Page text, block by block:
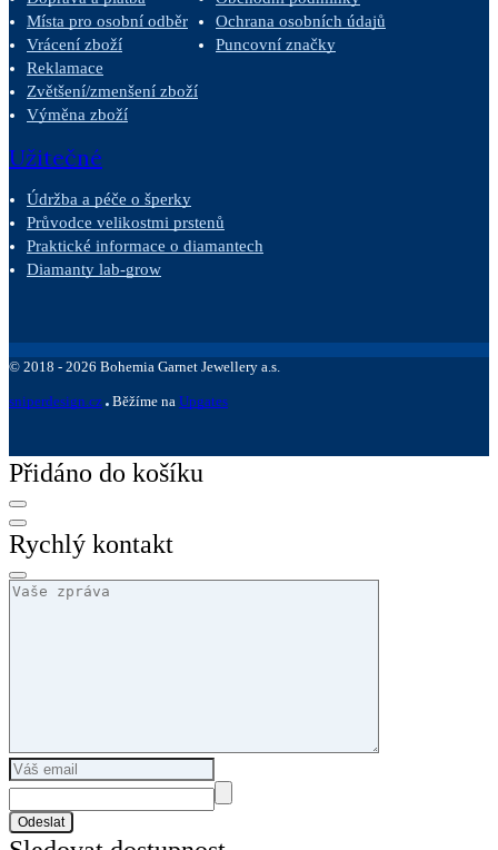
Místa pro osobní odběr
Vrácení zboží
Reklamace
Zvětšení/zmenšení zboží
Výměna zboží
Ochrana osobních údajů
Puncovní značky
Užitečné
Údržba a péče o šperky
Průvodce velikostmi prstenů
Praktické informace o diamantech
Diamanty lab-grow
© 2018 - 2026 Bohemia Garnet Jewellery a.s.
sniperdesign.cz Běžíme na Upgates
Přidáno do košíku
Rychlý kontakt
Odeslat